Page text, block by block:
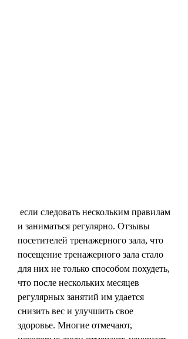
и заниматься регулярно. Отзывы
посетителей тренажерного зала, что
посещение тренажерного зала стало
для них не только способом похудеть,
что после нескольких месяцев
регулярных занятий им удается
снизить вес и улучшить свое
здоровье. Многие отмечают,